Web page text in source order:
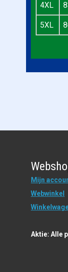
4XL
5XL
Mijn
Webwinkel
Aktie: Alle